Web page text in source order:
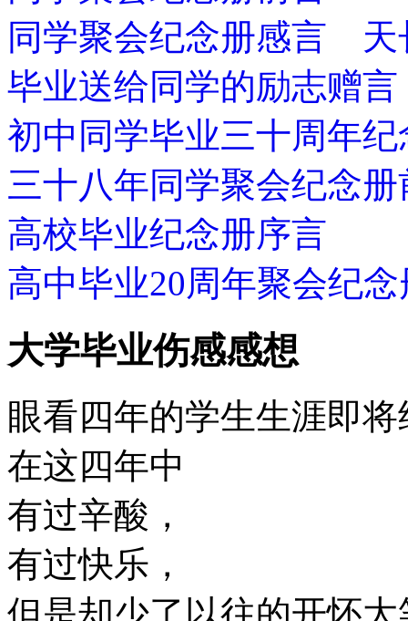
同学聚会纪念册感言 天
毕业送给同学的励志赠言
初中同学毕业三十周年
三十八年同学聚会纪念
高校毕业纪念册序言
高中毕业20周年聚会纪
大学毕业伤感感想
眼看四年的学生生涯即将
在这四年中
有过辛酸，
有过快乐，